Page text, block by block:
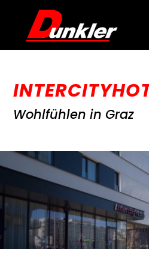
Wohlfühlen in Graz